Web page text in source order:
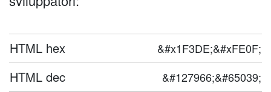
HTML hex &#x1F3DE;&#xFE0F;
HTML dec &#127966;&#65039;